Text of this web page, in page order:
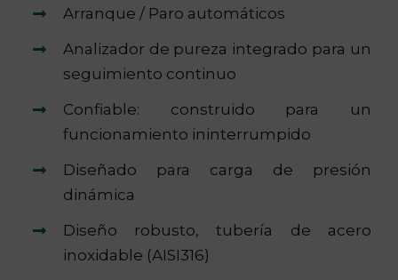
Arranque / Paro automáticos
Analizador de pureza integrado para un
seguimiento continuo
Confiable: construido para un
funcionamiento ininterrumpido
Diseñado para carga de presión
dinámica
Diseño robusto, tubería de acero
inoxidable (AISI316)